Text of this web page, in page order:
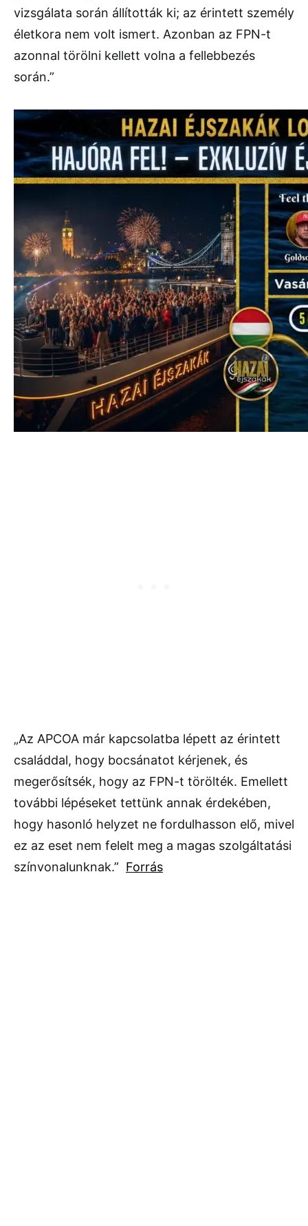
vizsgálata során állították ki; az érintett személy
életkora nem volt ismert. Azonban az FPN-t
azonnal törölni kellett volna a fellebbezés
során.”
„Az APCOA már kapcsolatba lépett az érintett
családdal, hogy bocsánatot kérjenek, és
megerősítsék, hogy az FPN-t törölték. Emellett
további lépéseket tettünk annak érdekében,
hogy hasonló helyzet ne fordulhasson elő, mivel
ez az eset nem felelt meg a magas szolgáltatási
színvonalunknak.” Forrás